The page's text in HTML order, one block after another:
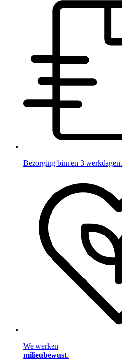
Bezorging binnen 3 werkdagen.
We werken
milieubewust.